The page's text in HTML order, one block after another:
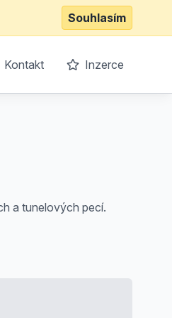
Souhlasím
Kontakt Inzerce
a tunelových pecí.